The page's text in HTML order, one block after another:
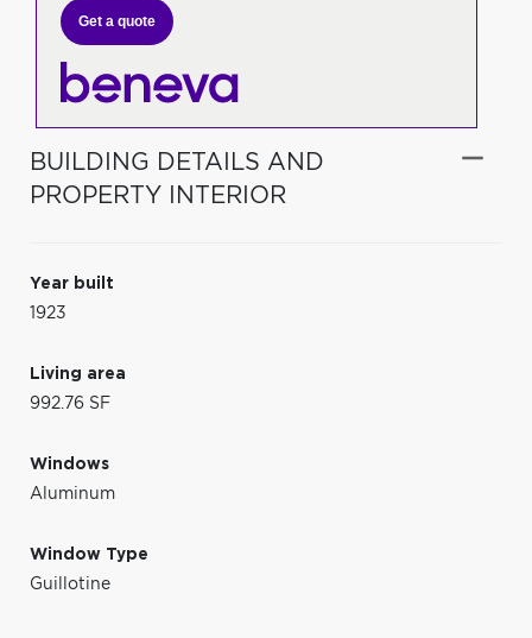
Get a quote
BUILDING DETAILS AND
PROPERTY INTERIOR
Year built
1923
Living area
992.76 SF
Windows
Aluminum
Window Type
Guillotine